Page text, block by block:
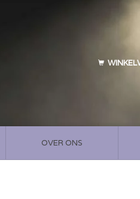
OVER ONS